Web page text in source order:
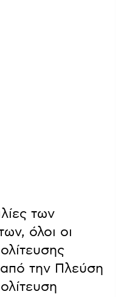
των
όλοι οι
την Πλεύση